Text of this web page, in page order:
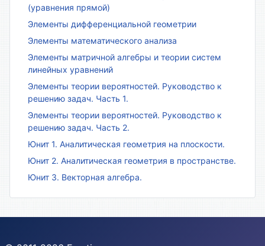
(уравнения прямой)
Элементы дифференциальной геометрии
Элементы математического анализа
Элементы матричной алгебры и теории систем
линейных уравнений
Элементы теории вероятностей. Руководство к
решению задач. Часть 1.
Элементы теории вероятностей. Руководство к
решению задач. Часть 2.
Юнит 1. Аналитическая геометрия на плоскости.
Юнит 2. Аналитическая геометрия в пространстве.
Юнит 3. Векторная алгебра.